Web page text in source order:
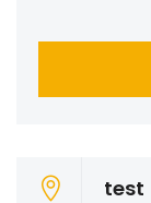
test